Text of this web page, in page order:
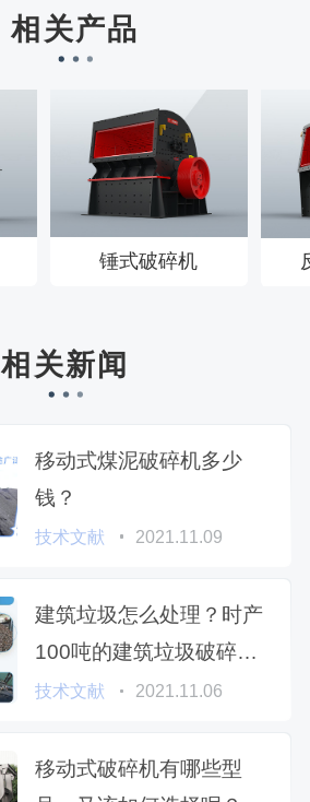
相关产品
锤式破碎机
相关新闻
移动式煤泥破碎机多少
钱？
技术文献 2021.11.09
建筑垃圾怎么处理？时产
100吨的建筑垃圾破碎机
多少钱？
技术文献 2021.11.06
移动式破碎机有哪些型